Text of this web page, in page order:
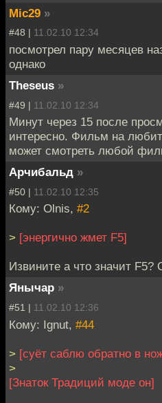
Mic29 »
#48 | 11.02.10 12:34
посмотрел пару месяцев
однако
Theseus »
#49 | 11.02.10 12:34
Минут через 15 после
интересно. Фильм на
может смотреть любой
Арчибальд »
#50 | 11.02.10 12:35
Кому: Olnis, #2
> [энергично жмет F5]
Извините а что значит F5?
Янычар »
#51 | 11.02.10 12:36
Кому: Ignut, #44
> [суёт саблю обратно в
>
[Знаток Традиций моде он]